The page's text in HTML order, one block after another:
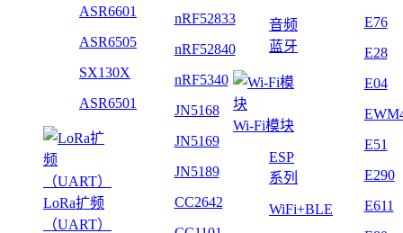
ASR6601
ASR6505
SX130X
ASR6501
LoRa扩频
（UART）
nRF52833
nRF52840
nRF5340
JN5168
JN5169
JN5189
CC2642
音频
蓝牙
Wi-Fi模块
ESP
系列
WiFi+BLE
E76
E28
E04
E51
E290
E611